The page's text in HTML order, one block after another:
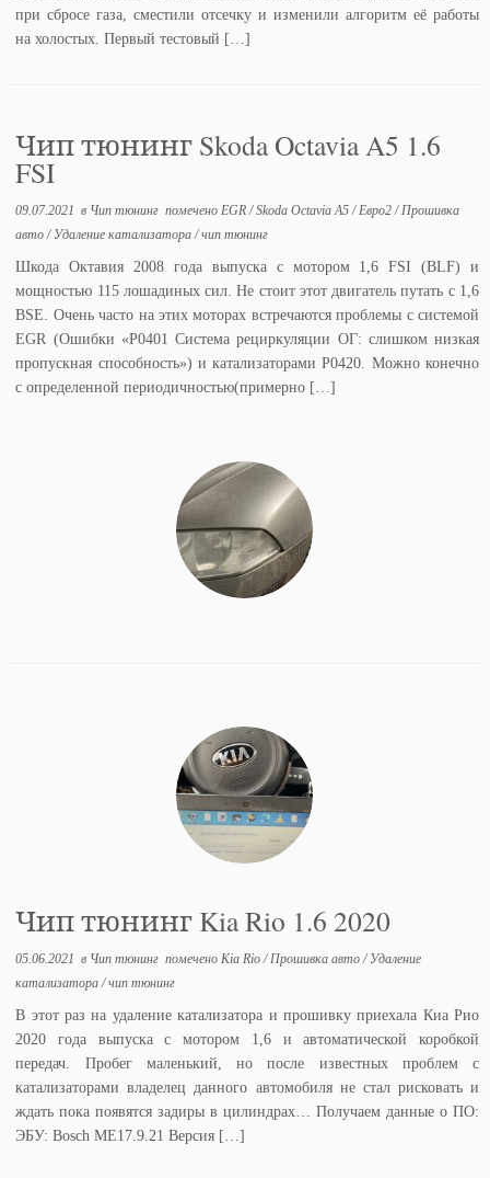
при сбросе газа, сместили отсечку и изменили алгоритм её работы
на холостых. Первый тестовый […]
Чип тюнинг Skoda Octavia A5 1.6
FSI
09.07.2021 в Чип тюнинг помечено EGR/Skoda Octavia A5/ Евро2/ Прошивка
авто/ Удаление катализатора/чип тюнинг
Шкода Октавия 2008 года выпуска с мотором 1,6 FSI (BLF) и
мощностью 115 лошадиных сил. Не стоит этот двигатель путать с 1,6
BSE. Очень часто на этих моторах встречаются проблемы с системой
EGR (Ошибки «P0401 Система рециркуляции ОГ: слишком низкая
пропускная способность») и катализаторами P0420. Можно конечно
с определенной периодичностью(примерно […]
Чип тюнинг Kia Rio 1.6 2020
05.06.2021 в Чип тюнинг помечено Kia Rio/ Прошивка авто/ Удаление
катализатора/чип тюнинг
В этот раз на удаление катализатора и прошивку приехала Киа Рио
2020 года выпуска с мотором 1,6 и автоматической коробкой
передач. Пробег маленький, но после известных проблем с
катализаторами владелец данного автомобиля не стал рисковать и
ждать пока появятся задиры в цилиндрах… Получаем данные о ПО:
ЭБУ: Bosch ME17.9.21 Версия […]